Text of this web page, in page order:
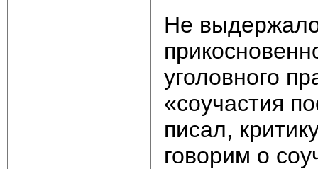
Не
уголовного
«соучастия
писал,
говорим о